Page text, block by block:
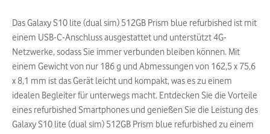
Das Galaxy S10 lite (dual sim) 512GB Prism blue refurbished ist mit
einem USB-C-Anschluss ausgestattet und unterstützt 4G-
Netzwerke, sodass Sie immer verbunden bleiben können. Mit
einem Gewicht von nur 186 g und Abmessungen von 162,5 x 75,6
x 8,1 mm ist das Gerät leicht und kompakt, was es zu einem
idealen Begleiter für unterwegs macht. Entdecken Sie die Vorteile
eines refurbished Smartphones und genießen Sie die Leistung des
Galaxy S10 lite (dual sim) 512GB Prism blue refurbished zu einem